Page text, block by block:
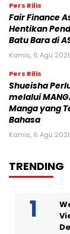
Pers Rilis
Fair Finance
Hentikan
Batu Bara di
Kamis, 6 Agu
Pers Rilis
Shueisha
melalui
Manga yang
Bahasa
Kamis, 6 Agu
TRENDING